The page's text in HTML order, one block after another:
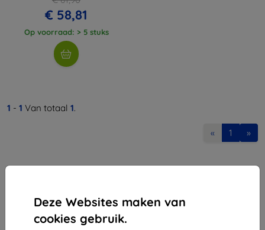
Deze Websites maken van
cookies gebruik.
€ 58,81
Op voorraad: > 5 stuks
1 - 1 Van totaal 1.
« 1 »